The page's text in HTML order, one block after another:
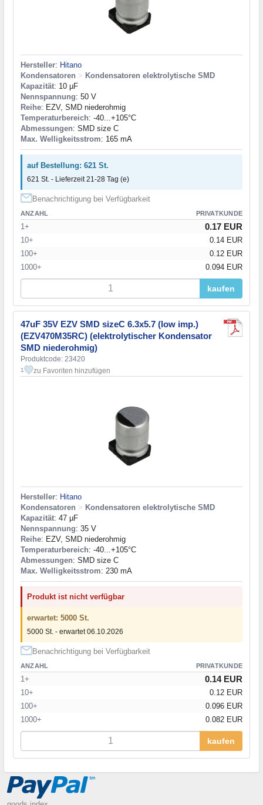
Hersteller: Hitano
Kondensatoren > Kondensatoren elektrolytische SMD
Kapazität: 10 µF
Nennspannung: 50 V
Reihe: EZV, SMD niederohmig
Temperaturbereich: -40...+105°C
Abmessungen: SMD size C
Max. Welligkeitsstrom: 165 mA
auf Bestellung: 621 St.
621 St. - Lieferzeit 21-28 Tag (e)
Benachrichtigung bei Verfügbarkeit
ANZAHL PRIVATKUNDE
1+ 0.17 EUR
10+
0.14 EUR
100+
0.12 EUR
1000+
0.094 EUR
kaufen
47uF 35V EZV SMD sizeC 6.3x5.7 (low imp.)
(EZV470M35RC) (elektrolytischer Kondensator
SMD niederohmig)
Produktcode: 23420
1 zu Favoriten hinzufügen
Hersteller: Hitano
Kondensatoren > Kondensatoren elektrolytische SMD
Kapazität: 47 µF
Nennspannung: 35 V
Reihe: EZV, SMD niederohmig
Temperaturbereich: -40...+105°C
Abmessungen: SMD size C
Max. Welligkeitsstrom: 230 mA
Produkt ist nicht verfügbar
erwartet: 5000 St.
5000 St. - erwartet 06.10.2026
Benachrichtigung bei Verfügbarkeit
ANZAHL PRIVATKUNDE
1+ 0.14 EUR
10+
0.12 EUR
100+
0.096 EUR
1000+
0.082 EUR
kaufen